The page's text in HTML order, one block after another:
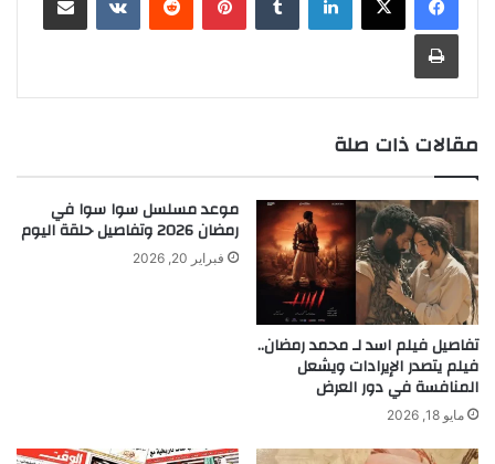
طباعة
مقالات ذات صلة
تفاصيل فيلم اسد لـ محمد رمضان..
فيلم يتصدر الإيرادات ويشعل
المنافسة في دور العرض
مايو 18, 2026
موعد مسلسل سوا سوا في
رمضان 2026 وتفاصيل حلقة اليوم
فبراير 20, 2026